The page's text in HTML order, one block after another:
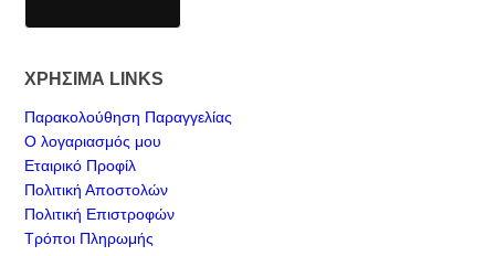
ΧΡΗΣΙΜΑ LINKS
Παρακολούθηση Παραγγελίας
Ο λογαριασμός μου
Εταιρικό Προφίλ
Πολιτική Αποστολών
Πολιτική Επιστροφών
Τρόποι Πληρωμής